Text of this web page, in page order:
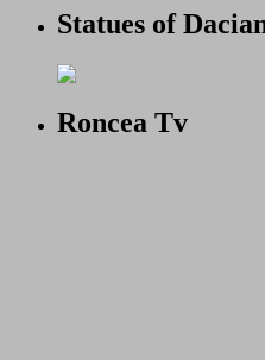
Statues of
Roncea Tv